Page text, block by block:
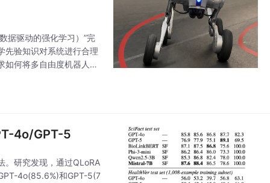
据驱动的强化学习）”完
先验知识对系统进行合理
如何将多自由度机器人的
4o/GPT-5
。研究发现，通过QLoRA
4o(85.6%)和GPT-5(7